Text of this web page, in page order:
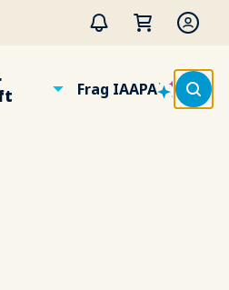
Frag IAAPA